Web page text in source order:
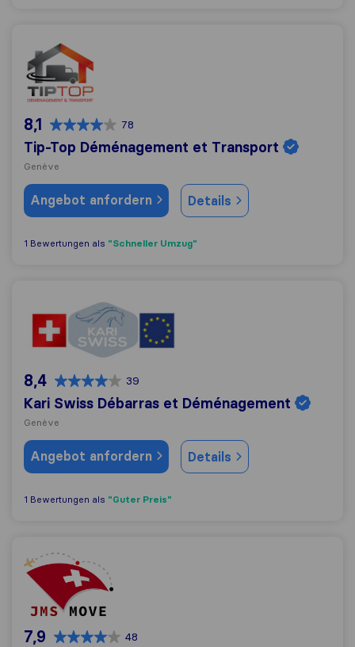
Tip-Top Déménagement et Transport
8,1 78
Tip-Top Déménagement et Transport
Genève
Angebot anfordern Details
1 Bewertungen als "Schneller Umzug"
Kari Swiss Débarras et Déménagement
8,4 39
Kari Swiss Débarras et Déménagement
Genève
Angebot anfordern Details
1 Bewertungen als "Guter Preis"
JMS Move
7,9 48